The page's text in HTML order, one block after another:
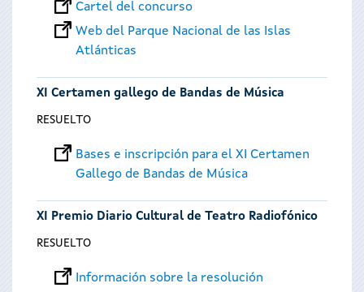
Cartel del concurso
Web del Parque Nacional de las Islas
Atlánticas
XI Certamen gallego de Bandas de Música
RESUELTO
Bases e inscripción para el XI Certamen
Gallego de Bandas de Música
XI Premio Diario Cultural de Teatro Radiofónico
RESUELTO
Información sobre la resolución